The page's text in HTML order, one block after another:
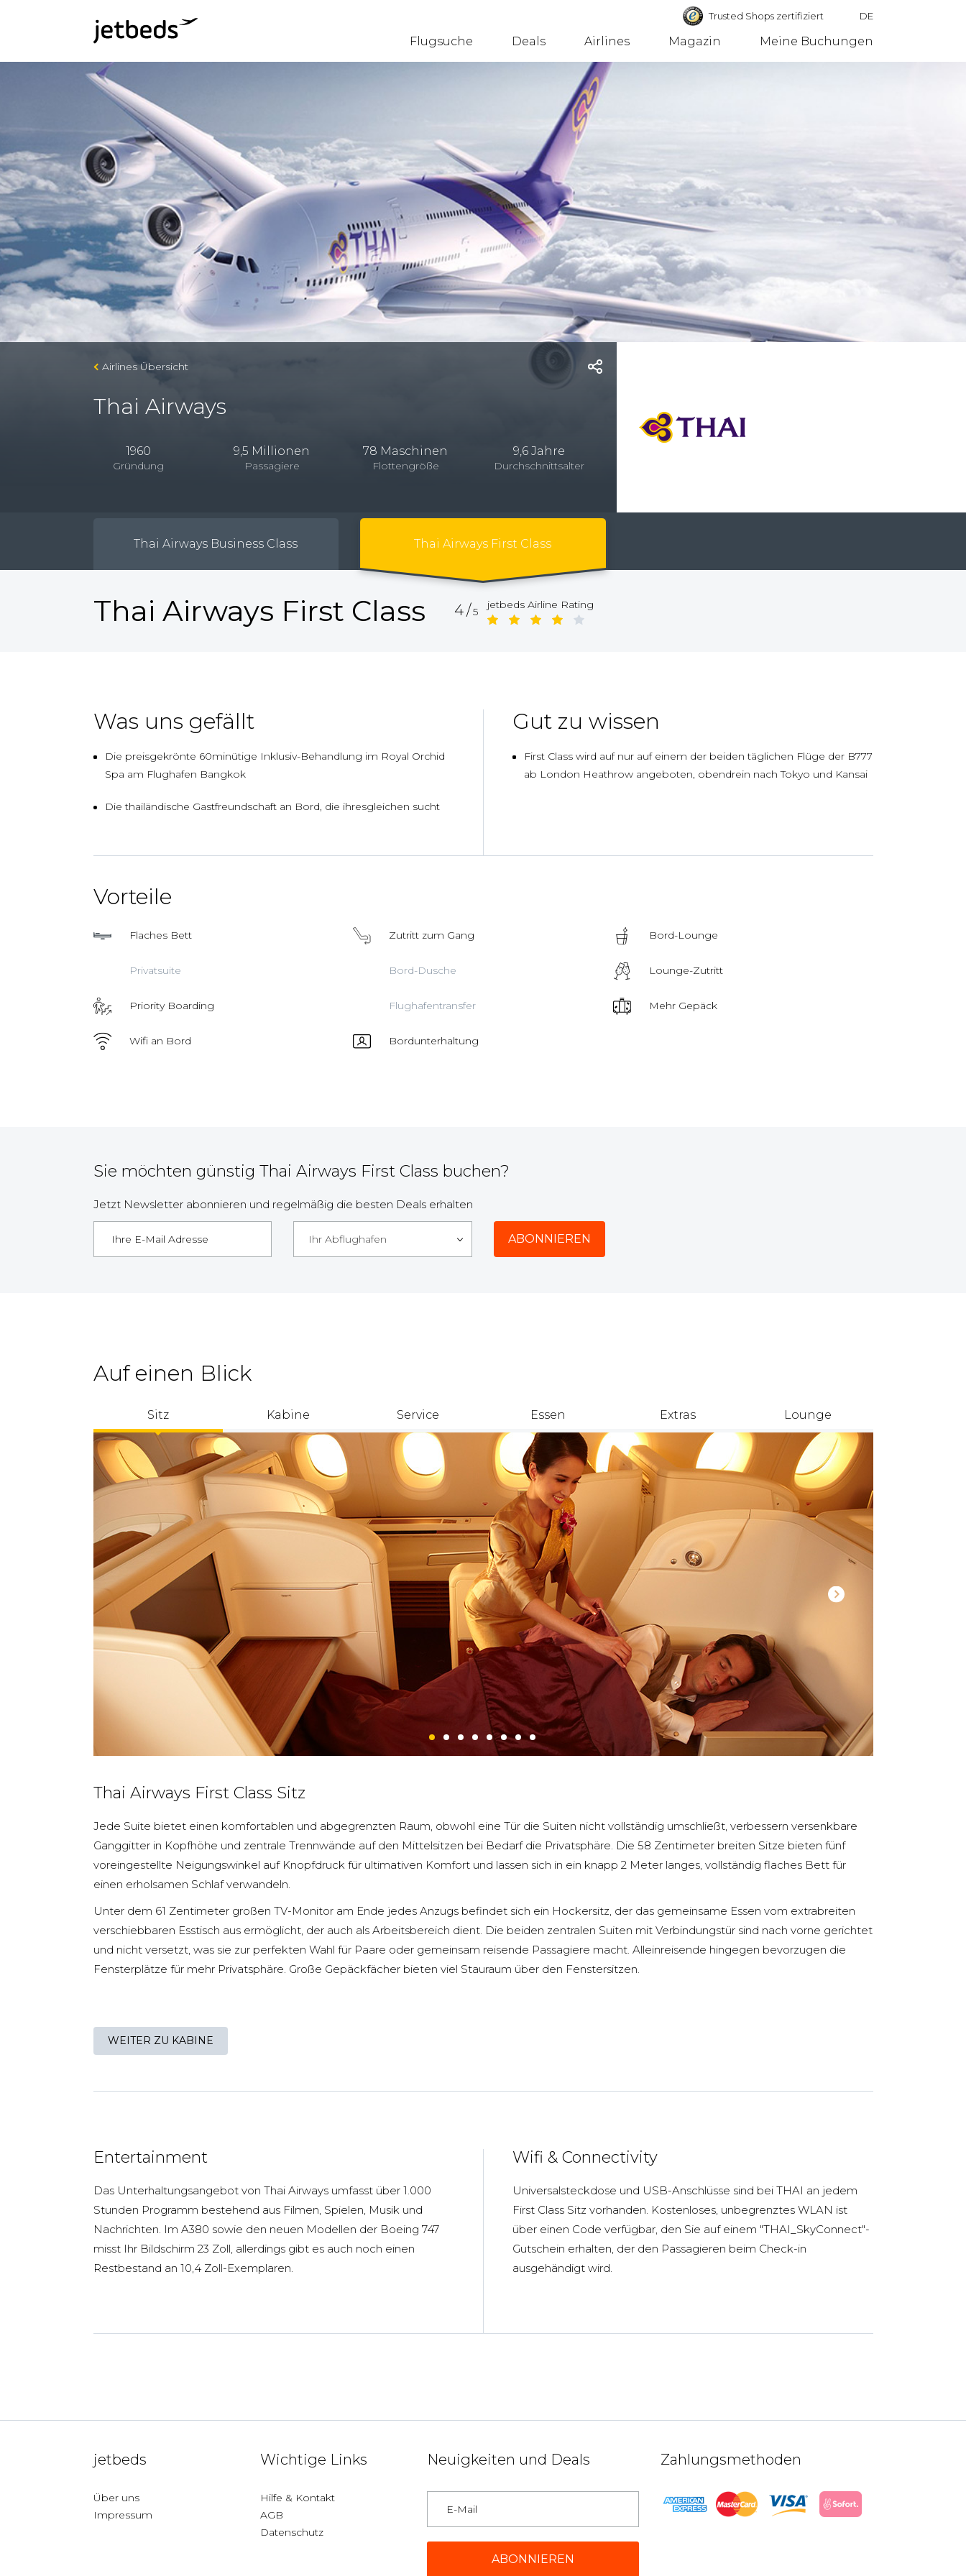
Trusted Shops zertifiziert DE
Flugsuche Deals Airlines Magazin Meine Buchungen
Airlines Übersicht
Thai Airways
1960
Gründung
9,5 Millionen
Passagiere
78 Maschinen
Flottengröße
9,6 Jahre
Durchschnittsalter
Thai Airways Business Class Thai Airways First Class
Thai Airways First Class 4/5
jetbeds Airline Rating
Was uns gefällt
Die preisgekrönte 60minütige Inklusiv-Behandlung im Royal Orchid
Spa am Flughafen Bangkok
Die thailändische Gastfreundschaft an Bord, die ihresgleichen sucht
Gut zu wissen
First Class wird auf nur auf einem der beiden täglichen Flüge der B777
ab London Heathrow angeboten, obendrein nach Tokyo und Kansai
Vorteile
Flaches Bett Zutritt zum Gang Bord-Lounge
Privatsuite Bord-Dusche Lounge-Zutritt
Priority Boarding Flughafentransfer Mehr Gepäck
Wifi an Bord Bordunterhaltung
Sie möchten günstig Thai Airways First Class buchen?
Jetzt Newsletter abonnieren und regelmäßig die besten Deals erhalten
Ihr Abflughafen
Auf einen Blick
Sitz Kabine Service Essen Extras Lounge
Thai Airways First Class Sitz
Jede Suite bietet einen komfortablen und abgegrenzten Raum, obwohl eine Tür die Suiten nicht vollständig umschließt, verbessern versenkbare
Ganggitter in Kopfhöhe und zentrale Trennwände auf den Mittelsitzen bei Bedarf die Privatsphäre. Die 58 Zentimeter breiten Sitze bieten fünf
voreingestellte Neigungswinkel auf Knopfdruck für ultimativen Komfort und lassen sich in ein knapp 2 Meter langes, vollständig flaches Bett für
einen erholsamen Schlaf verwandeln.
Unter dem 61 Zentimeter großen TV-Monitor am Ende jedes Anzugs befindet sich ein Hockersitz, der das gemeinsame Essen vom extrabreiten
verschiebbaren Esstisch aus ermöglicht, der auch als Arbeitsbereich dient. Die beiden zentralen Suiten mit Verbindungstür sind nach vorne gerichtet
und nicht versetzt, was sie zur perfekten Wahl für Paare oder gemeinsam reisende Passagiere macht. Alleinreisende hingegen bevorzugen die
Fensterplätze für mehr Privatsphäre. Große Gepäckfächer bieten viel Stauraum über den Fenstersitzen.
WEITER ZU KABINE
Entertainment
Das Unterhaltungsangebot von Thai Airways umfasst über 1.000
Stunden Programm bestehend aus Filmen, Spielen, Musik und
Nachrichten. Im A380 sowie den neuen Modellen der Boeing 747
misst Ihr Bildschirm 23 Zoll, allerdings gibt es auch noch einen
Restbestand an 10,4 Zoll-Exemplaren.
Wifi & Connectivity
Universalsteckdose und USB-Anschlüsse sind bei THAI an jedem
First Class Sitz vorhanden. Kostenloses, unbegrenztes WLAN ist
über einen Code verfügbar, den Sie auf einem "THAI_SkyConnect"-
Gutschein erhalten, der den Passagieren beim Check-in
ausgehändigt wird.
jetbeds
Über uns
Impressum
Wichtige Links
Hilfe & Kontakt
AGB
Datenschutz
Neuigkeiten und Deals Zahlungsmethoden